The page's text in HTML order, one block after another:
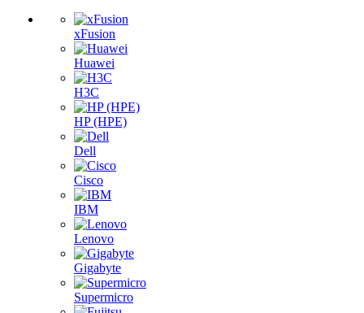
xFusion
Huawei
H3C
HP (HPE)
Dell
Cisco
IBM
Lenovo
Gigabyte
Supermicro